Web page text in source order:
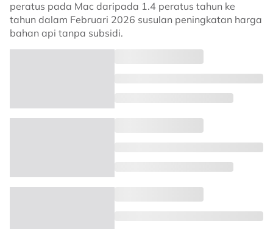
peratus pada Mac daripada 1.4 peratus tahun ke
tahun dalam Februari 2026 susulan peningkatan harga
bahan api tanpa subsidi.